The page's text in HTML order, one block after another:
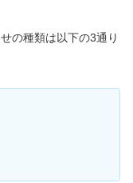
の種類は以下の3通り